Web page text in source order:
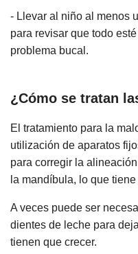
- Llevar al niño al menos
para revisar que todo
problema bucal.
¿Cómo se tratan
El tratamiento para la
utilización de aparatos
para corregir la
la mandíbula, lo que
A veces puede ser
dientes de leche para
tienen que crecer.